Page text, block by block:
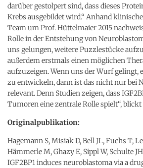
darüber gestolpert sind, dass dieses
Krebs ausgebildet wird.“ Anhand
Team um Prof. Hüttelmaier 2015
Rolle in der Entstehung von
uns gelungen, weitere Puzzlestücke
außerdem erstmals einen möglichen
aufzuzeigen. Wenn uns der Wurf gelingt,
zu entwickeln, dann ist das nicht nur bei
relevant. Denn Studien zeigen, dass
Tumoren eine zentrale Rolle spielt“,
Originalpublikation:
Hagemann S, Misiak D, Bell JL, Fuchs T,
Hämmerle M, Ghazy E, Sippl W, Schulte
IGF2BP1 induces neuroblastoma via a